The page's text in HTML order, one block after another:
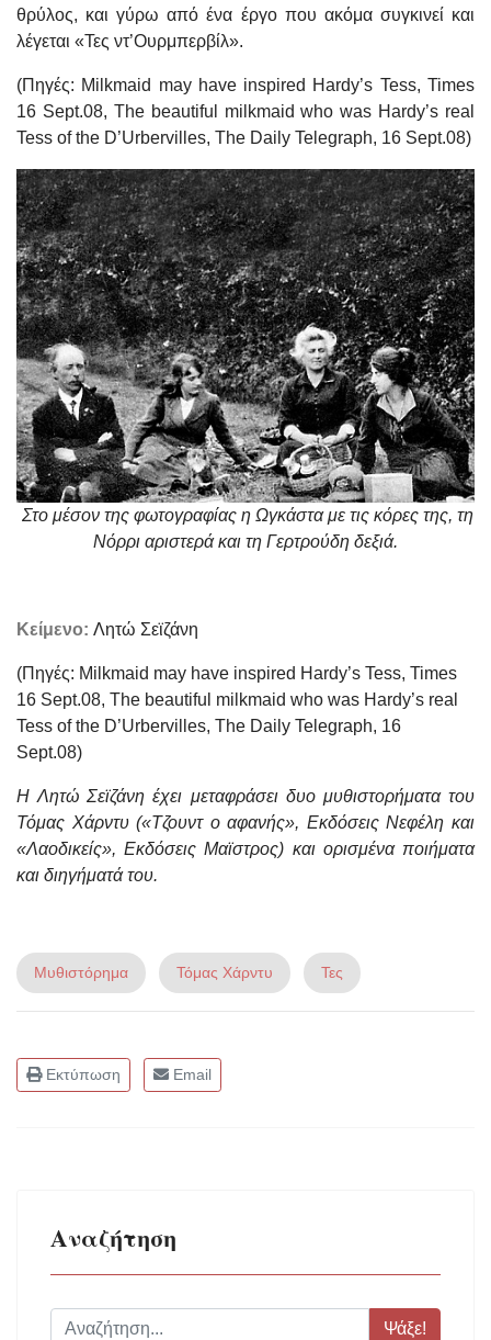
θρύλος, και γύρω από ένα έργο που ακόμα συγκινεί και
λέγεται «Τες ντ’Ουρμπερβίλ».
(Πηγές: Milkmaid may have inspired Hardy’s Tess, Times
16 Sept.08, The beautiful milkmaid who was Hardy’s real
Tess of the D’Urbervilles, The Daily Telegraph, 16 Sept.08)
Στο μέσον της φωτογραφίας η Ωγκάστα με τις κόρες της, τη
Νόρρι αριστερά και τη Γερτρούδη δεξιά.
Κείμενο: Λητώ Σεϊζάνη
(Πηγές: Milkmaid may have inspired Hardy’s Tess, Times
16 Sept.08, The beautiful milkmaid who was Hardy’s real
Tess of the D’Urbervilles, The Daily Telegraph, 16
Sept.08)
Η Λητώ Σεϊζάνη έχει μεταφράσει δυο μυθιστορήματα του
Τόμας Χάρντυ («Τζουντ ο αφανής», Εκδόσεις Νεφέλη και
«Λαοδικείς», Εκδόσεις Μαϊστρος) και ορισμένα ποιήματα
και διηγήματά του.
Μυθιστόρημα Τόμας Χάρντυ Τες
Εκτύπωση Email
Αναζήτηση
Ψάξε!